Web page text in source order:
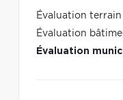
Évaluation terrain
Évaluation
Évaluation